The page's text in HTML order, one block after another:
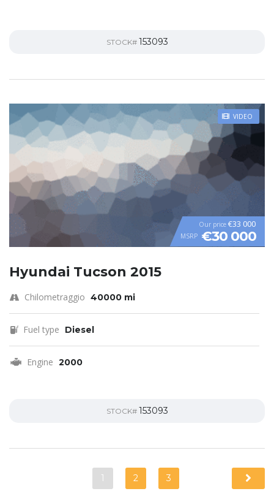
STOCK# 153093
VIDEO
Our price €33 000
MSRP €30 000
Hyundai Tucson 2015
Chilometraggio 40000 mi
Fuel type Diesel
Engine 2000
STOCK# 153093
1 2 3